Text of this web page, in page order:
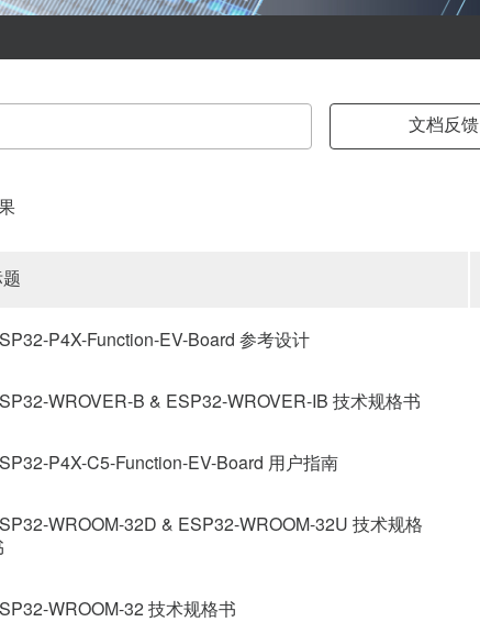
文档反馈
P4X-Function-EV-Board 参考设计
WROVER-B & ESP32-WROVER-IB 技术规格书
P4X-C5-Function-EV-Board 用户指南
WROOM-32D & ESP32-WROOM-32U 技术规格
WROOM-32 技术规格书